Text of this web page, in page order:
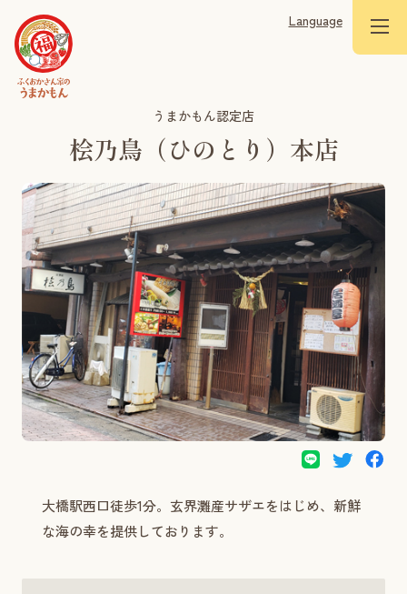
Language
うまかもん認定店
桧乃鳥（ひのとり）本店
大橋駅西口徒歩1分。玄界灘産サザエをはじめ、新鮮
な海の幸を提供しております。